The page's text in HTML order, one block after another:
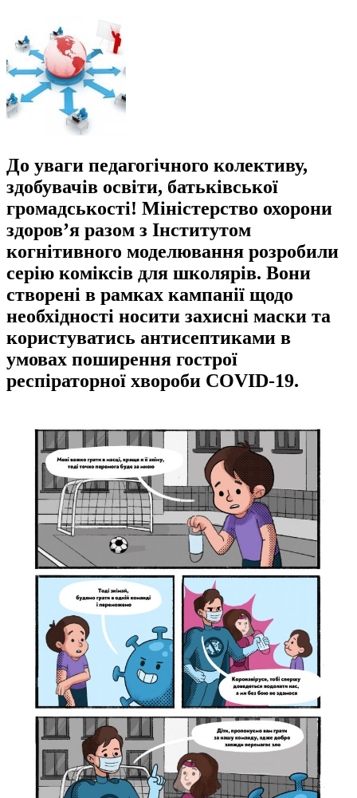
До уваги педагогічного колективу,
здобувачів освіти, батьківської
громадськості! Міністерство охорони
здоров’я разом з Інститутом
когнітивного моделювання розробили
серію коміксів для школярів. Вони
створені в рамках кампанії щодо
необхідності носити захисні маски та
користуватись антисептиками в
умовах поширення гострої
респіраторної хвороби COVID-19.